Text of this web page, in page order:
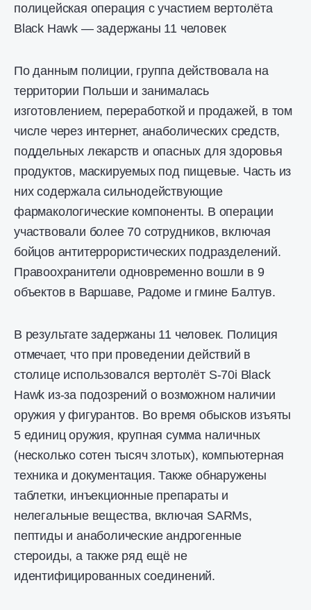
полицейская операция с участием вертолёта
Black Hawk — задержаны 11 человек
По данным полиции, группа действовала на
территории Польши и занималась
изготовлением, переработкой и продажей, в том
числе через интернет, анаболических средств,
поддельных лекарств и опасных для здоровья
продуктов, маскируемых под пищевые. Часть из
них содержала сильнодействующие
фармакологические компоненты. В операции
участвовали более 70 сотрудников, включая
бойцов антитеррористических подразделений.
Правоохранители одновременно вошли в 9
объектов в Варшаве, Радоме и гмине Балтув.
В результате задержаны 11 человек. Полиция
отмечает, что при проведении действий в
столице использовался вертолёт S-70i Black
Hawk из-за подозрений о возможном наличии
оружия у фигурантов. Во время обысков изъяты
5 единиц оружия, крупная сумма наличных
(несколько сотен тысяч злотых), компьютерная
техника и документация. Также обнаружены
таблетки, инъекционные препараты и
нелегальные вещества, включая SARMs,
пептиды и анаболические андрогенные
стероиды, а также ряд ещё не
идентифицированных соединений.